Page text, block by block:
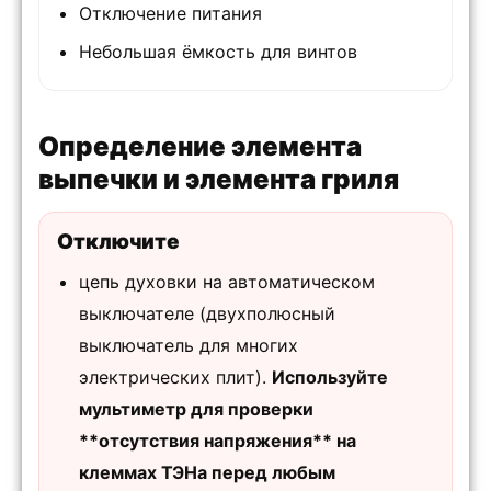
Отключение питания
Небольшая ёмкость для винтов
Определение элемента
выпечки и элемента гриля
Отключите
цепь духовки на автоматическом
выключателе (двухполюсный
выключатель для многих
электрических плит). Используйте
мультиметр для проверки
**отсутствия напряжения** на
клеммах ТЭНа перед любым